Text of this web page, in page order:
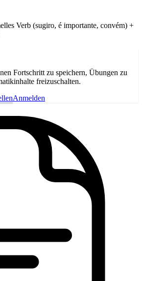
Verb (sugiro, é importante, convém) +
Fortschritt zu speichern, Übungen zu
freizuschalten.
Anmelden